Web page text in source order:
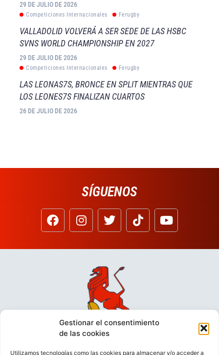
Gestionar el consentimiento
de las cookies
Utilizamos tecnologías como las cookies para almacenar y/o acceder a
29 DE JULIO DE 2026
Competiciones Internacionales Ferugby
VALLADOLID VOLVERÁ A SER SEDE DE LAS HSBC
SVNS WORLD CHAMPIONSHIP EN 2027
29 DE JULIO DE 2026
Competiciones Internacionales Ferugby
LAS LEONAS7S, BRONCE EN SPLIT MIENTRAS QUE
LOS LEONES7S FINALIZAN CUARTOS
26 DE JULIO DE 2026
SÍGUENOS